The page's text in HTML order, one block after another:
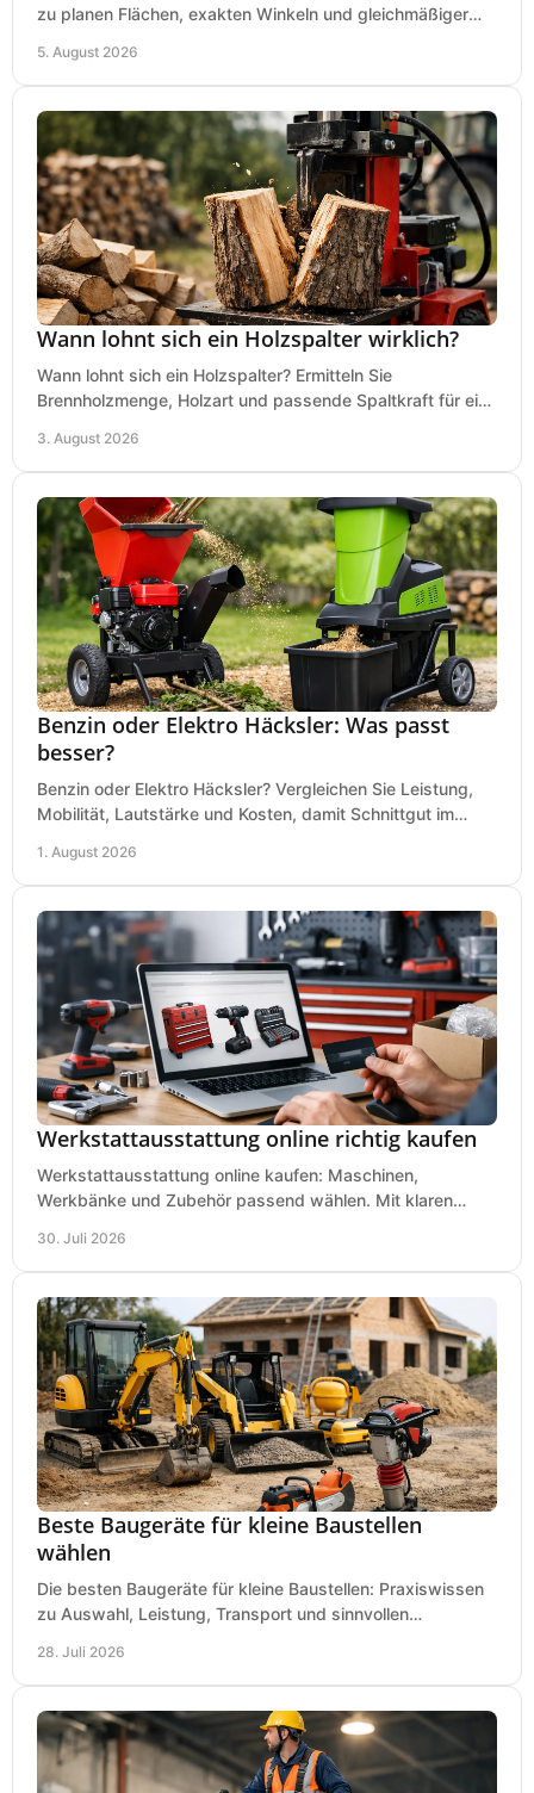
zu planen Flächen, exakten Winkeln und gleichmäßiger
5. August 2026
Wann lohnt sich ein Holzspalter wirklich?
Wann lohnt sich ein Holzspalter? Ermitteln Sie
Brennholzmenge, Holzart und passende Spaltkraft für eine
3. August 2026
Benzin oder Elektro Häcksler: Was passt
besser?
Benzin oder Elektro Häcksler? Vergleichen Sie Leistung,
Mobilität, Lautstärke und Kosten, damit Schnittgut im
1. August 2026
Werkstattausstattung online richtig kaufen
Werkstattausstattung online kaufen: Maschinen,
Werkbänke und Zubehör passend wählen. Mit klaren
30. Juli 2026
Beste Baugeräte für kleine Baustellen
wählen
Die besten Baugeräte für kleine Baustellen: Praxiswissen
zu Auswahl, Leistung, Transport und sinnvollen
28. Juli 2026